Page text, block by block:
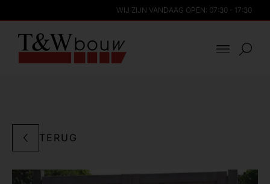
WIJ ZIJN VANDAAG OPEN: 07:30 - 17:30
TERUG